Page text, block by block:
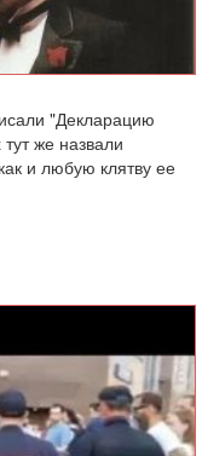
"Декларацию
же назвали
и любую клятву ее